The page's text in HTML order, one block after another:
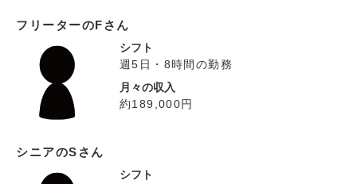
フリーターのFさん
シフト
週5日・8時間の勤務
月々の収入
約189,000円
シニアのSさん
シフト